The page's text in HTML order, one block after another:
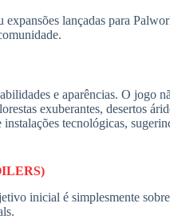
lançadas para
e aparências. O jogo
exuberantes, desertos
tecnológicas,
inicial é simplesmente